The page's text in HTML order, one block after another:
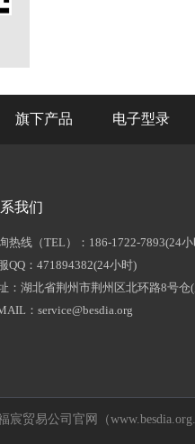
旗下产品 电子型录
我们
热线（TEL）：186-1722-7893(24
QQ：471894382(24小时)
：湖北省荆州市荆州区北环路8号仓
：service@besdia.org
宸贸易公司官网（